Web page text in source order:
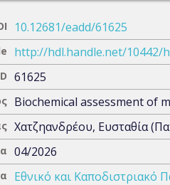
10.12681/eadd/61625
http://hdl.handle.net/10442/
61625
Biochemical assessment of
Χατζηανδρέου, Ευσταθία
04/2026
Εθνικό και Καποδιστριακό